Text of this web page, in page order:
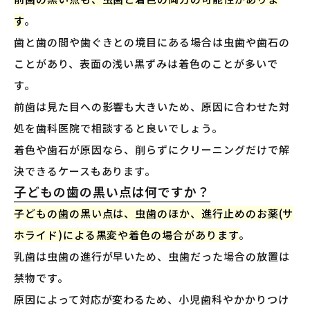
す。
歯と歯の間や歯ぐきとの境目にある場合は虫歯や歯石の
ことがあり、表面の浅い黒ずみは着色のことが多いで
す。
前歯は見た目への影響も大きいため、原因に合わせた対
処を歯科医院で相談すると良いでしょう。
着色や歯石が原因なら、削らずにクリーニングだけで解
決できるケースもあります。
子どもの歯の黒い点は何ですか？
子どもの歯の黒い点は、虫歯のほか、進行止めのお薬(サ
ホライド)による黒変や着色の場合があります。
乳歯は虫歯の進行が早いため、虫歯だった場合の放置は
禁物です。
原因によって対応が変わるため、小児歯科やかかりつけ